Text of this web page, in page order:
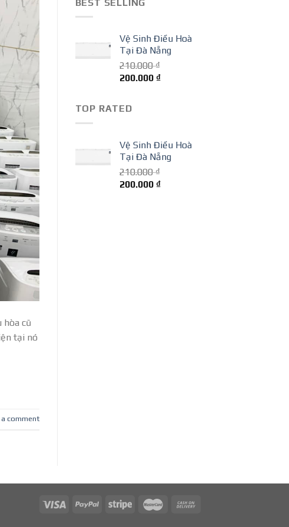
hòa cũ
tại nó
a comment
210.000 ₫.
BEST SELLING
Vệ Sinh Điều Hoà
Tại Đà Nẵng
210.000₫
Giá
210.000 ₫.
200.000 ₫Giá
TOP RATED
Vệ Sinh Điều Hoà
Tại Đà Nẵng
210.000₫
Giá
200.000 ₫Giá